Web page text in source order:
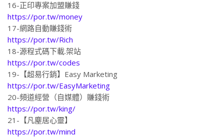
16-正印專案加盟賺錢
https://por.tw/money
17-網路自動賺錢術
https://por.tw/Rich
18-源程式碼下載.架站
https://por.tw/codes
19-【超易行銷】Easy Marketing
https://por.tw/EasyMarketing
20-頻道經營（自媒體）賺錢術
https://por.tw/king/
21-【凡塵居心靈】
https://por.tw/mind